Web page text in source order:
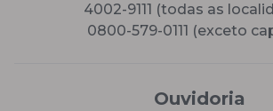
4002-9111 (todas as
0800-579-0111 (exceto
Ouvidoria